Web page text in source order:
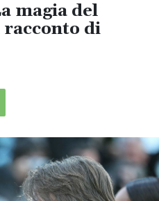
magia del
racconto di